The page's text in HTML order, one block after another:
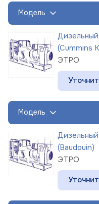
Модель
(Cummins
ЭТРО
Модель
(Baudouin)
ЭТРО